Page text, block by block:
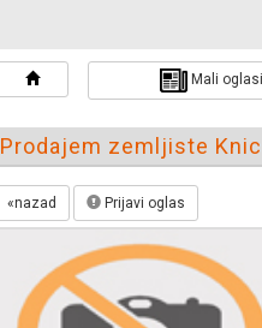
Mali oglasi
Prodajem zemljiste Knic
«nazad Prijavi oglas